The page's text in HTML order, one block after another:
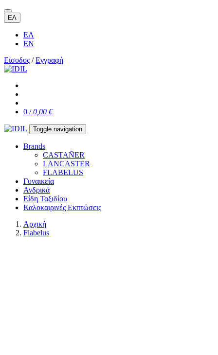
ΕΛ
ΕΛ
EN
Είσοδος /Εγγραφή
0 /0,00 €
Toggle navigation
Brands
CASTAÑER
LANCASTER
FLABELUS
Γυναικεία
Ανδρικά
Είδη Ταξιδίου
Καλοκαιρινές Εκπτώσεις
Αρχική
Flabelus